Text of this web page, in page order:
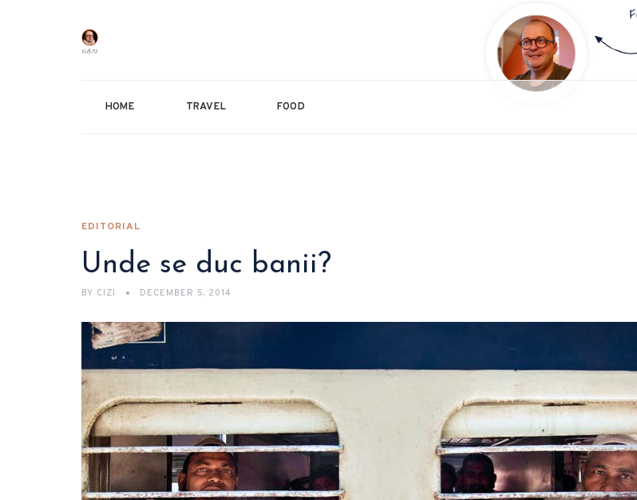
HOME TRAVEL FOOD
EDITORIAL
Unde se duc banii?
BY CIZI DECEMBER 5, 2014